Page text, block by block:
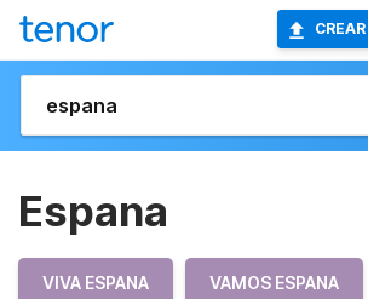
CREAR
Espana
VIVA ESPANA VAMOS ESPANA